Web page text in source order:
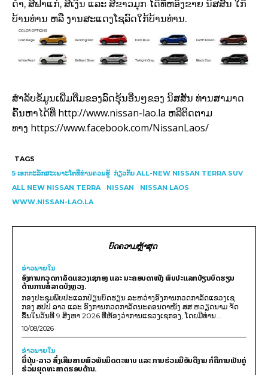
ດຳ, ສີຟ້າແກ່, ສີເງິນ ແລະ ສີຂາວມຸກ ໄດ້ທີ່ຫອ້ງຂາຍ ນິສສັນ ໃກ້
ບ້ານທ່ານ ຫລື ງານສະແດງໂຊລົດໃກ້ບ້ານທ່ານ.
ສຳລັບຂໍ້ມູນເພີ່ມຕື່ມຂອງລົດຮຸ້ນອື່ນໆຂອງ ນິສສັນ ທ່ານສາມາດ
ຄົ້ນຫາໄດ້ທີ່ http://www.nissan-lao.la ຫລືຕິດຕາມ
ທາງ https://www.facebook.com/NissanLaos/
TAGS
5 ເອກກະລັກສະເພາະໂຕທີ່ທ່ານຄວນຮູ້ ກ່ຽວກັບ ALL-NEW NISSAN TERRA SUV
ALL NEW NISSAN TERRA
NISSAN
NISSAN LAOS
WWW.NISSAN-LAO.LA
ບົດຄວາມຫຼ້າສຸດ
ຂ່າວພາຍ​ໃນ
ອົງການກວດກາລັດແຂວງເຊກອງ ແລະ ນະຄອນດາໜັງ ພົບປະແລກປ່ຽນບົດຮຽນ
ຕ້ານການສໍ້ລາດບັງຫຼວງ.
ກອງປະຊຸມພົບປະແລກປ່ຽນບົດຮຽນ ລະຫວ່າງອົງການກວດກາລັດແຂວງເຊ
ກອງ ສປປ ລາວ ແລະ ອົງການກວດກາລັດນະຄອນດາໜັງ ສສ ຫວຽດນາມ ຈັດ
ຂຶ້ນໃນວັນທີ 9 ສິງຫາ 2026 ທີ່ຫ້ອງວ່າການແຂວງເຊກອງ, ໂດຍມີທ່ານ...
10/08/2026
ຂ່າວພາຍ​ໃນ
ຍີ່ປຸ່ນ-ລາວ ສົ່ງເສີມສາຍພົວພັນມິດຕະພາບ ແລະ ການຮ່ວມມືອັນດີງາມ ກໍຄືການເປັນຄູ່
ຮ່ວມຍຸດທະສາດຮອບດ້ານ.